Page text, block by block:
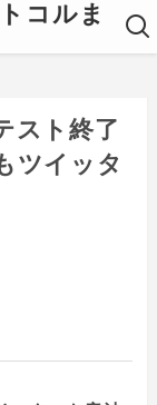
コルま
スト終了
ツイッタ